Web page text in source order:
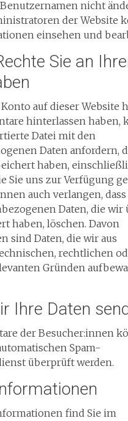
nicht
der Website
einsehen und
Sie an
auf dieser Website
hinterlassen haben,
Datei mit den
Daten anfordern,
haben,
Sie uns zur Verfügung
auch verlangen,
Daten, die wir
haben, löschen. Davon
sind Daten, die wir aus
rechtlichen
Gründen
Ihre Daten
der Besucher:innen
Spam-
überprüft werden.
find Sie im